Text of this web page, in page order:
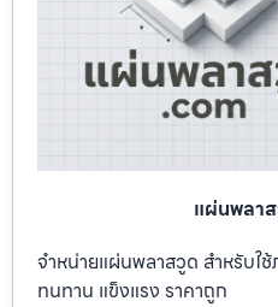
แผ่นพลา
จำหน่ายแผ่นพลาสวูด สำหรับใ
ทนทาน แข็งแรง ราคาถูก